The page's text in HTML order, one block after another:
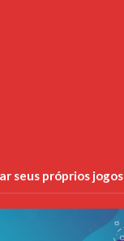
seus próprios jogos